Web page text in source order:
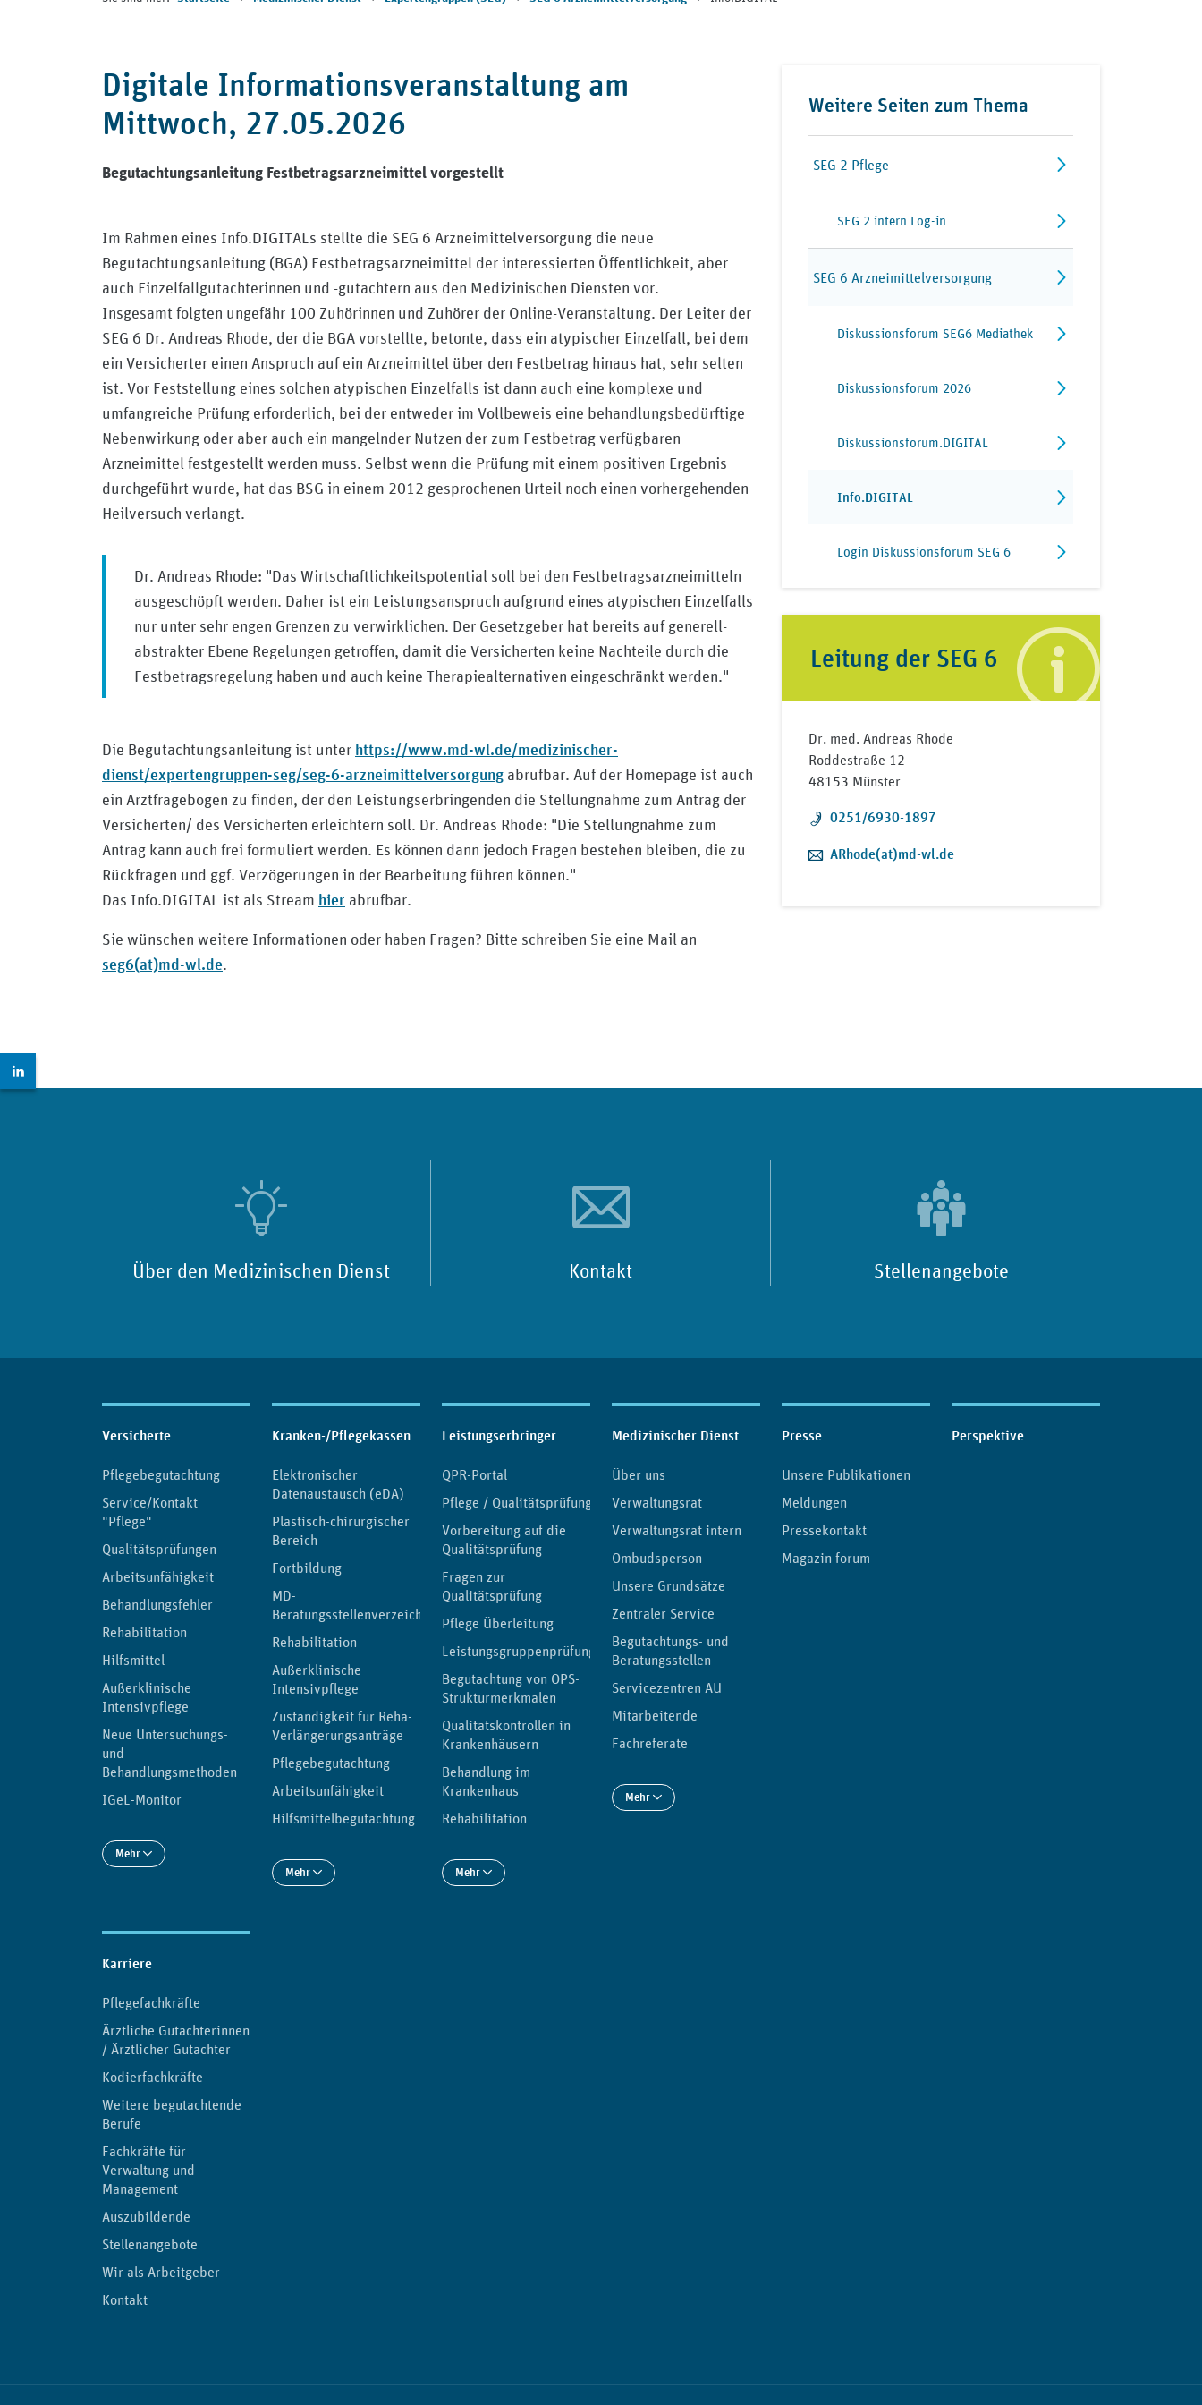
Digitale Informationsveranstaltung am
Mittwoch, 27.05.2026
Begutachtungsanleitung Festbetragsarzneimittel vorgestellt
Im Rahmen eines Info.DIGITALs stellte die SEG 6 Arzneimittelversorgung die neue
Begutachtungsanleitung (BGA) Festbetragsarzneimittel der interessierten Öffentlichkeit, aber
auch Einzelfallgutachterinnen und -gutachtern aus den Medizinischen Diensten vor.
Insgesamt folgten ungefähr 100 Zuhörinnen und Zuhörer der Online-Veranstaltung. Der Leiter der
SEG 6 Dr. Andreas Rhode, der die BGA vorstellte, betonte, dass ein atypischer Einzelfall, bei dem
ein Versicherter einen Anspruch auf ein Arzneimittel über den Festbetrag hinaus hat, sehr selten
ist. Vor Feststellung eines solchen atypischen Einzelfalls ist dann auch eine komplexe und
umfangreiche Prüfung erforderlich, bei der entweder im Vollbeweis eine behandlungsbedürftige
Nebenwirkung oder aber auch ein mangelnder Nutzen der zum Festbetrag verfügbaren
Arzneimittel festgestellt werden muss. Selbst wenn die Prüfung mit einem positiven Ergebnis
durchgeführt wurde, hat das BSG in einem 2012 gesprochenen Urteil noch einen vorhergehenden
Heilversuch verlangt.
Dr. Andreas Rhode: "Das Wirtschaftlichkeitspotential soll bei den Festbetragsarzneimitteln
ausgeschöpft werden. Daher ist ein Leistungsanspruch aufgrund eines atypischen Einzelfalls
nur unter sehr engen Grenzen zu verwirklichen. Der Gesetzgeber hat bereits auf generell-
abstrakter Ebene Regelungen getroffen, damit die Versicherten keine Nachteile durch die
Festbetragsregelung haben und auch keine Therapiealternativen eingeschränkt werden."
Die Begutachtungsanleitung ist unter https://www.md-wl.de/medizinischer-
dienst/expertengruppen-seg/seg-6-arzneimittelversorgung abrufbar. Auf der Homepage ist auch
ein Arztfragebogen zu finden, der den Leistungserbringenden die Stellungnahme zum Antrag der
Versicherten/ des Versicherten erleichtern soll. Dr. Andreas Rhode: "Die Stellungnahme zum
Antrag kann auch frei formuliert werden. Es können dann jedoch Fragen bestehen bleiben, die zu
Rückfragen und ggf. Verzögerungen in der Bearbeitung führen können."
Das Info.DIGITAL ist als Stream hier abrufbar.
Sie wünschen weitere Informationen oder haben Fragen? Bitte schreiben Sie eine Mail an
seg6(at)md-wl.de.
Weitere Seiten zum Thema
SEG 2 Pflege
SEG 2 intern Log-in
SEG 6 Arzneimittelversorgung
Diskussionsforum SEG6 Mediathek
Diskussionsforum 2026
Diskussionsforum.DIGITAL
Info.DIGITAL
Login Diskussionsforum SEG 6
Leitung der SEG 6
Dr. med. Andreas Rhode
Roddestraße 12
48153 Münster
Telefon:
0251/6930-1897
E-Mail:
ARhode(at)md-wl.de
Über den Medizinischen Dienst Kontakt Stellenangebote
Inhaltsübersicht
Versicherte
Pflegebegutachtung
Service/Kontakt
"Pflege"
Qualitätsprüfungen
Arbeitsunfähigkeit
Behandlungsfehler
Rehabilitation
Hilfsmittel
Außerklinische
Intensivpflege
Neue Untersuchungs-
und
Behandlungsmethoden
IGeL-Monitor
Mehr
Kranken-/Pflegekassen
Elektronischer
Datenaustausch (eDA)
Plastisch-chirurgischer
Bereich
Fortbildung
MD-
Beratungsstellenverzeichnis
Rehabilitation
Außerklinische
Intensivpflege
Zuständigkeit für Reha-
Verlängerungsanträge
Pflegebegutachtung
Arbeitsunfähigkeit
Hilfsmittelbegutachtung
Mehr
Leistungserbringer
QPR-Portal
Pflege / Qualitätsprüfung
Vorbereitung auf die
Qualitätsprüfung
Fragen zur
Qualitätsprüfung
Pflege Überleitung
Leistungsgruppenprüfung
Begutachtung von OPS-
Strukturmerkmalen
Qualitätskontrollen in
Krankenhäusern
Behandlung im
Krankenhaus
Rehabilitation
Mehr
Medizinischer Dienst
Über uns
Verwaltungsrat
Verwaltungsrat intern
Ombudsperson
Unsere Grundsätze
Zentraler Service
Begutachtungs- und
Beratungsstellen
Servicezentren AU
Mitarbeitende
Fachreferate
Mehr
Presse
Unsere Publikationen
Meldungen
Pressekontakt
Magazin forum
Perspektive
Karriere
Pflegefachkräfte
Ärztliche Gutachterinnen
/ Ärztlicher Gutachter
Kodierfachkräfte
Weitere begutachtende
Berufe
Fachkräfte für
Verwaltung und
Management
Auszubildende
Stellenangebote
Wir als Arbeitgeber
Kontakt